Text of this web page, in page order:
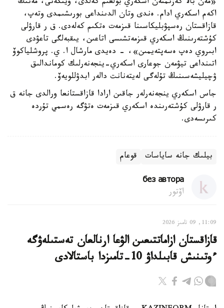
اكەم اسكەري ادام. ەندى وتان الدىنداعى بورىشىمدى وتەپ،
قازاقستان رەسپۋبليكاسىنا قىزمەت ەتكىم كەلەدى. ق ر قارۋلى
كۇشتەرىنىڭ اسكەري قىزمەتشىسى اتاعىن، يىقبەلگى تاعۋدى
ابىروي دەپ ەسەپتەيمىن»، - دەيدى مارشال ا. ي. پروشلياكوۆ
اتىنداعى تيۋمەن جوعارى اسكەري-ينجەنەرلىك كوماندالىق
ۋچيليشەسىنىڭ تۇلەگى لەيتەنانت دالەر ابدۋللويەۆ.
جاس اسكەري ينجەنەرلەر جاقىن ارادا قازاقستانعا ورالدى جانە ق
ر قارۋلى كۇشتەرىندە اسكەري قىزمەت ەتۋگە رەسمي تۇردە
كىرىسەدى.
بيلىك جانە ساياسات قوعام
без автора
اۆتور
11:09, 09 تامىز 2026
قازاقستان ازاماتتىعىن الۋعا ارنالعان تەستىلەۋگە
ءوتىنىش قابىلداۋ 10-تامىزدا باستالادى